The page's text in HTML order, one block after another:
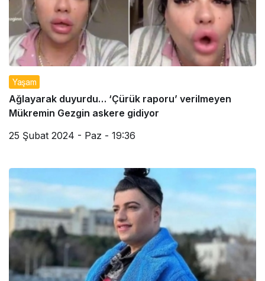
Yaşam
Ağlayarak duyurdu… ‘Çürük raporu’ verilmeyen
Mükremin Gezgin askere gidiyor
25 Şubat 2024 - Paz - 19:36